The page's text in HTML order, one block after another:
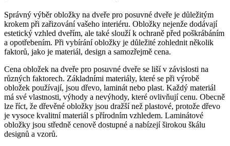
Správný výběr obložky na dveře pro posuvné dveře je důležitým
krokem při zařizování vašeho interiéru. Obložky nejenže dodávají
estetický vzhled dveřím, ale také slouží k ochraně před poškrábáním
a opotřebením. Při vybírání obložky je důležité zohlednit několik
faktorů, jako je materiál, design a samozřejmě cena.
Cena obložek na dveře pro posuvné dveře se liší v závislosti na
různých faktorech. Základními materiály, které se při výrobě
obložek používají, jsou dřevo, laminát nebo plast. Každý materiál
má své vlastnosti, výhody a nevýhody, které ovlivňují cenu. Obecně
lze říct, že dřevěné obložky jsou dražší než plastové, protože dřevo
je vysoce kvalitní materiál s přírodním vzhledem. Laminátové
obložky jsou středně cenově dostupné a nabízejí širokou škálu
designů a vzorů.